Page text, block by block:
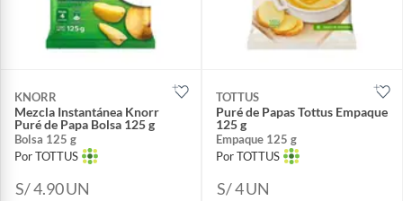
KNORR
Mezcla Instantánea Knorr
Puré de Papa Bolsa 125 g
Bolsa 125 g
Por TOTTUS
S/ 4.90UN
TOTTUS
Puré de Papas Tottus Empaque
125 g
Empaque 125 g
Por TOTTUS
S/ 4UN